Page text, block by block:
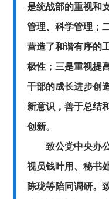
是统战部的重视和
管理、科学管理；
营造了和谐有序的
极性；三是重视提
干部的成长进步创
新意识，善于总结
创新。
致公党中央办公
视员钱叶用、秘书
陈珑等陪同调研。